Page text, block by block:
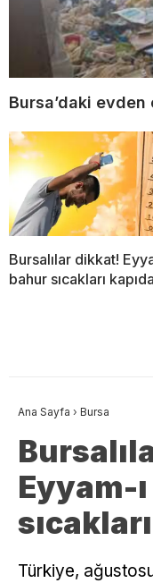
Bursa’daki
Bursalılar dikkat!
bahur sıcakları kapıda
Ana Sayfa › Bursa
Eyyam-
Türkiye,